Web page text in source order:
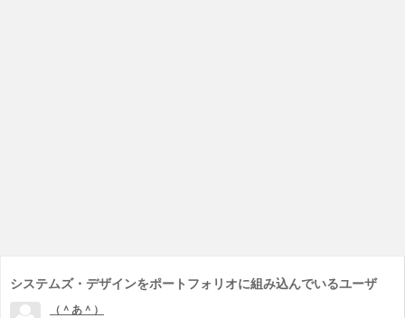
システムズ・デザインをポートフォリオに組み込んでいるユーザ
（＾あ＾）